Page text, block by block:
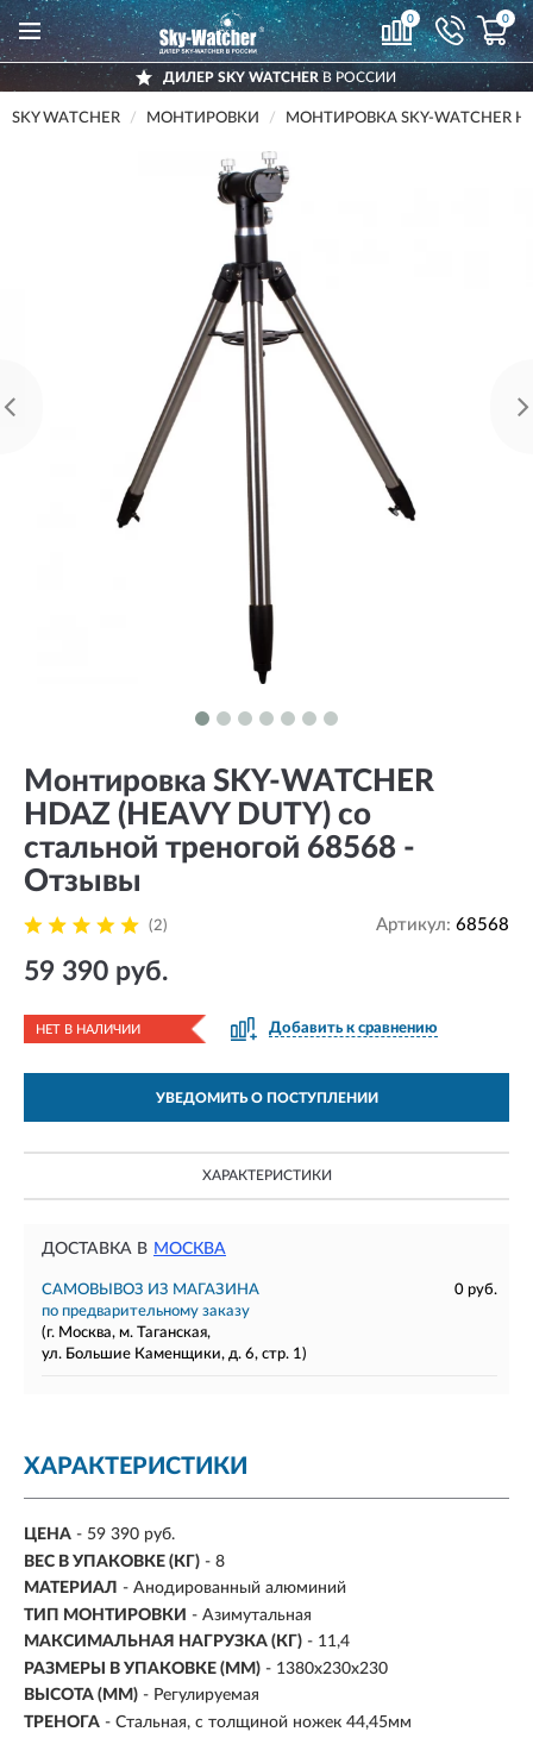
0 0
ДИЛЕР SKY WATCHER В РОССИИ
SKY WATCHER МОНТИРОВКИ МОНТИРОВКА SKY-WATCHER
Монтировка SKY-WATCHER
HDAZ (HEAVY DUTY) со
стальной треногой 68568 -
Отзывы
(2) Артикул: 68568
59 390 руб.
НЕТ В НАЛИЧИИ Добавить к сравнению
УВЕДОМИТЬ О ПОСТУПЛЕНИИ
ХАРАКТЕРИСТИКИ
ДОСТАВКА В МОСКВА
САМОВЫВОЗ ИЗ МАГАЗИНА
0 руб.
по предварительному заказу
(г. Москва, м. Таганская,
ул. Большие Каменщики, д. 6, стр. 1)
ХАРАКТЕРИСТИКИ
ЦЕНА - 59 390 руб.
ВЕС В УПАКОВКЕ (КГ) - 8
МАТЕРИАЛ - Анодированный алюминий
ТИП МОНТИРОВКИ - Азимутальная
МАКСИМАЛЬНАЯ НАГРУЗКА (КГ) - 11,4
РАЗМЕРЫ В УПАКОВКЕ (ММ) - 1380х230х230
ВЫСОТА (ММ) - Регулируемая
ТРЕНОГА - Стальная, с толщиной ножек 44,45мм